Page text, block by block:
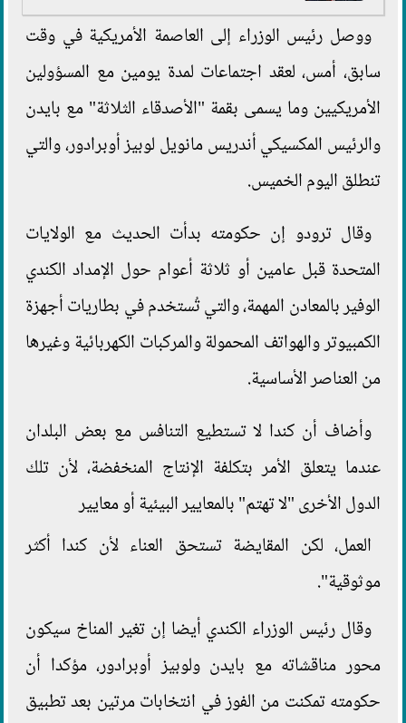
ووصل رئيس الوزراء إلى العاصمة الأمريكية في وقت
سابق، أمس، لعقد اجتماعات لمدة يومين مع المسؤولين
الأمريكيين وما يسمى بقمة "الأصدقاء الثلاثة" مع بايدن
والرئيس المكسيكي أندريس مانويل لوبيز أوبرادور، والتي
تنطلق اليوم الخميس.
وقال ترودو إن حكومته بدأت الحديث مع الولايات
المتحدة قبل عامين أو ثلاثة أعوام حول الإمداد الكندي
الوفير بالمعادن المهمة، والتي تُستخدم في بطاريات أجهزة
الكمبيوتر والهواتف المحمولة والمركبات الكهربائية وغيرها
من العناصر الأساسية.
وأضاف أن كندا لا تستطيع التنافس مع بعض البلدان
عندما يتعلق الأمر بتكلفة الإنتاج المنخفضة، لأن تلك
الدول الأخرى "لا تهتم" بالمعايير البيئية أو معايير
العمل، لكن المقايضة تستحق العناء لأن كندا أكثر
موثوقية".
وقال رئيس الوزراء الكندي أيضا إن تغير المناخ سيكون
محور مناقشاته مع بايدن ولوبيز أوبرادور، مؤكدا أن
حكومته تمكنت من الفوز في انتخابات مرتين بعد تطبيق